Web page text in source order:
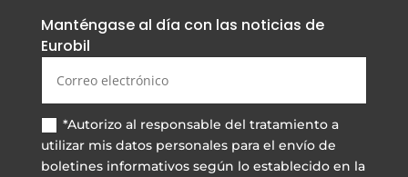
Manténgase al día con las noticias de
Eurobil
*Autorizo al responsable del tratamiento a
utilizar mis datos personales para el envío de
boletines informativos según lo establecido en la